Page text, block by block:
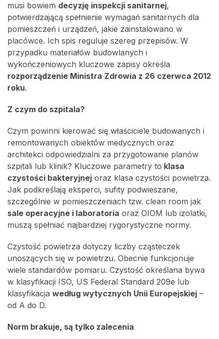
musi bowiem decyzję inspekcji sanitarnej,
potwierdzającą spełnienie wymagań sanitarnych dla
pomieszczeń i urządzeń, jakie zainstalowano w
placówce. Ich spis reguluje szereg przepisów. W
przypadku materiałów budowlanych i
wykończeniowych kluczowe zapisy określa
rozporządzenie Ministra Zdrowia z 26 czerwca 2012
roku.
Z czym do szpitala?
Czym powinni kierować się właściciele budowanych i
remontowanych obiektów medycznych oraz
architekci odpowiedzialni za przygotowanie planów
szpitali lub klinik? Kluczowe parametry to klasa
czystości bakteryjnej oraz klasa czystości powietrza.
Jak podkreślają eksperci, sufity podwieszane,
szczególnie w pomieszczeniach tzw. clean room jak
sale operacyjne i laboratoria oraz OIOM lub izolatki,
muszą spełniać najbardziej rygorystyczne normy.
Czystość powietrza dotyczy liczby cząsteczek
unoszących się w powietrzu. Obecnie funkcjonuje
wiele standardów pomiaru. Czystość określana bywa
w klasyfikacji ISO, US Federal Standard 209e lub
klasyfikacja według wytycznych Unii Europejskiej –
od A do D.
Norm brakuje, są tylko zalecenia